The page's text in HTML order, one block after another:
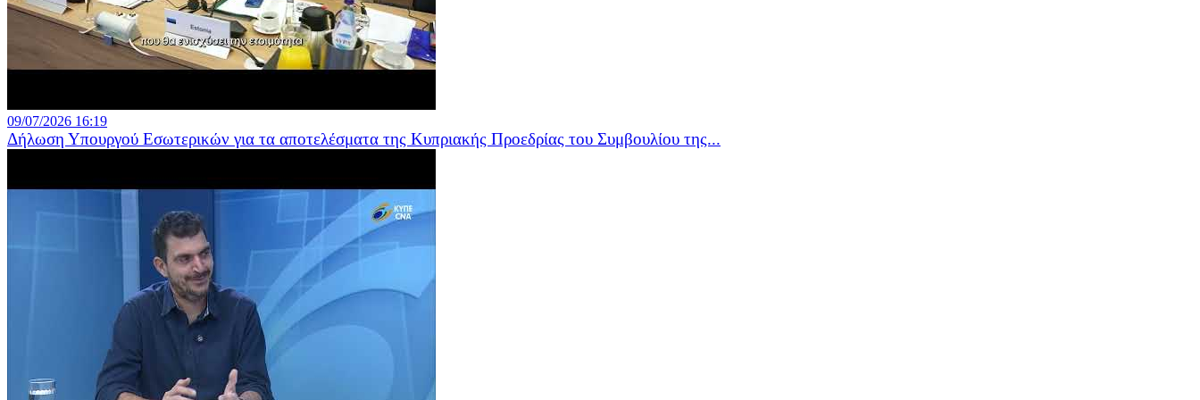
09/07/2026 16:19
Δήλωση Υπουργού Εσωτερικών για τα αποτελέσματα της Κυπριακής Προεδρίας του Συμβουλίου της...